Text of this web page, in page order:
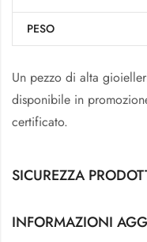
PESO
Un pezzo di alta
disponibile in
certificato.
SICUREZZA
INFORMAZIONI